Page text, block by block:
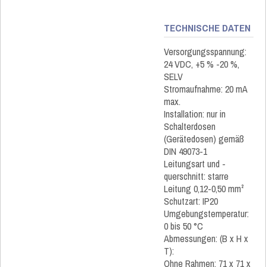
TECHNISCHE DATEN
Versorgungsspannung:
24 VDC, +5 % -20 %,
SELV
Stromaufnahme: 20 mA
max.
Installation: nur in
Schalterdosen
(Gerätedosen) gemäß
DIN 49073-1
Leitungsart und -
querschnitt: starre
Leitung 0,12-0,50 mm²
Schutzart: IP20
Umgebungstemperatur:
0 bis 50 °C
Abmessungen: (B x H x
T):
Ohne Rahmen: 71 x 71 x